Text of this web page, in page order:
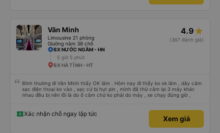
Văn Minh
Limousine 21 phòng
Giường nằm 38 chỗ
4.9
(367 đánh giá)
BX NƯỚC NGẦM - HN
5 giờ 5 phút
BX HÀ TĨNH - HT
Bình thường đi Văn Minh thấy OK lắm . Hôm nay đi thấy ko ok lắm , dây cắm
sạc điện thoại ko vào , xạc cứ bị hụt pin , mình đã thử cắm lại 3 máy khác
nhau đều bị nên lỗi là do ổ cắm chứ ko phải do máy , xe chạy đúng giờ ,
Xác nhận chỗ ngay lập tức
Xem giá